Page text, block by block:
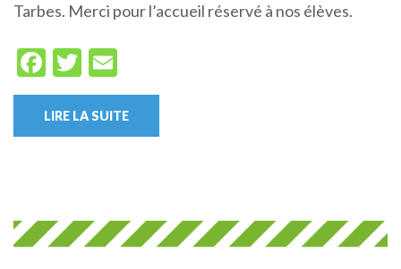
Tarbes. Merci pour l’accueil réservé à nos élèves.
Facebook
Twitter
LIRE LA SUITE